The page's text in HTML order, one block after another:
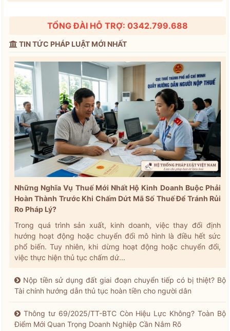
TỔNG ĐÀI HỖ TRỢ: 0342.799.688
TIN TỨC PHÁP LUẬT MỚI NHẤT
Những Nghĩa Vụ Thuế Mới Nhất Hộ Kinh Doanh Buộc Phải
Hoàn Thành Trước Khi Chấm Dứt Mã Số Thuế Để Tránh Rủi
Ro Pháp Lý?
Trong quá trình sản xuất, kinh doanh, việc thay đổi định
hướng hoạt động hoặc chuyển đổi mô hình là điều hết sức
phổ biến. Tuy nhiên, khi dừng hoạt động hoặc chuyển đổi,
việc thực hiện thủ tục chấm dứ...
Nộp tiền sử dụng đất giai đoạn chuyển tiếp có bị thiệt? Bộ
Tài chính hướng dẫn thủ tục hoàn tiền cho người dân
Thông tư 69/2025/TT-BTC Còn Hiệu Lực Không? Toàn Bộ
Điểm Mới Quan Trọng Doanh Nghiệp Cần Nắm Rõ